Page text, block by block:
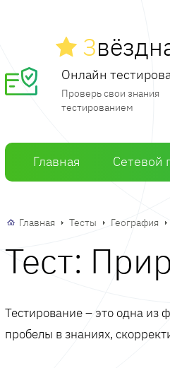
З
Онлайн
Проверь свои знания
тестированием
Главная Сетевой
Главная Тесты География
Тест:
Тестирование – это одна из
пробелы в знаниях,